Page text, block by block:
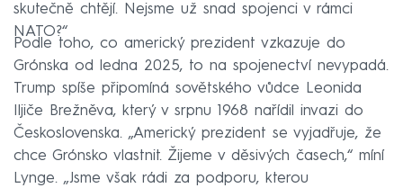
skutečně chtějí. Nejsme už snad spojenci v rámci
NATO?“
Podle toho, co americký prezident vzkazuje do
Grónska od ledna 2025, to na spojenectví nevypadá.
Trump spíše připomíná sovětského vůdce Leonida
Iljiče Brežněva, který v srpnu 1968 nařídil invazi do
Československa. „Americký prezident se vyjadřuje, že
chce Grónsko vlastnit. Žijeme v děsivých časech,“ míní
Lynge. „Jsme však rádi za podporu, kterou